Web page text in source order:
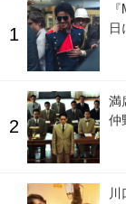
日
満
仲